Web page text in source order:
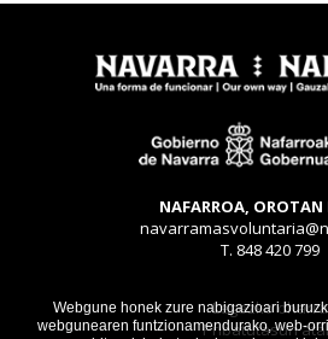
Webgune honek zure nabigazioari
webgunearen funtzionamendurako, web-
NAFARROA, OROTAN
T. 848 420 799
Legezko oharra
Pribatutasun